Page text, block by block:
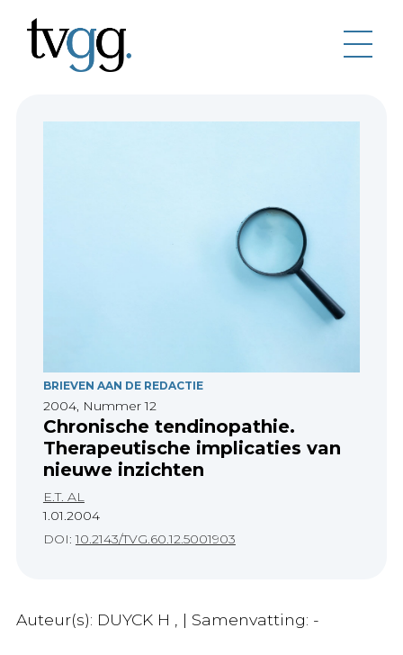
BRIEVEN AAN DE REDACTIE
2004, Nummer 12
Chronische tendinopathie.
Therapeutische implicaties van
nieuwe inzichten
E.T. AL
1.01.2004
DOI:10.2143/TVG.60.12.5001903
Auteur(s): DUYCK H , | Samenvatting: -